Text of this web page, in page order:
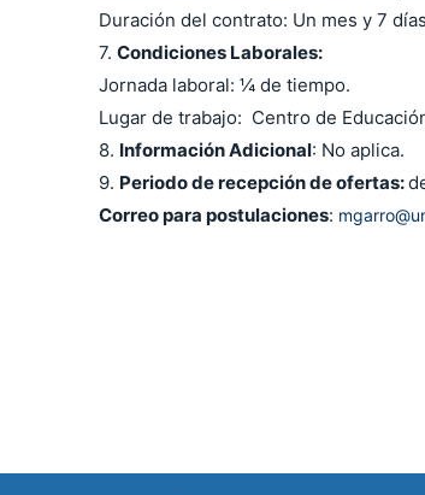
Duración del contrato: Un mes y 7
7.Condiciones Laborales:
Jornada laboral: ¼ de tiempo.
Lugar de trabajo: Centro de
8. Información Adicional: No aplica.
9. Periodo de recepción de ofertas:
Correo para postulaciones: